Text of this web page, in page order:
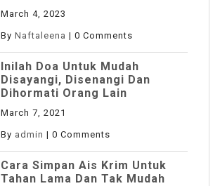
March 4, 2023
By Naftaleena | 0 Comments
Inilah Doa Untuk Mudah
Disayangi, Disenangi Dan
Dihormati Orang Lain
March 7, 2021
By admin | 0 Comments
Cara Simpan Ais Krim Untuk
Tahan Lama Dan Tak Mudah